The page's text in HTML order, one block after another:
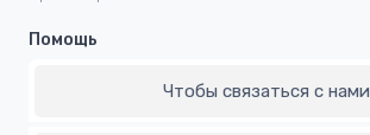
Помощь
Чтобы связаться с нами